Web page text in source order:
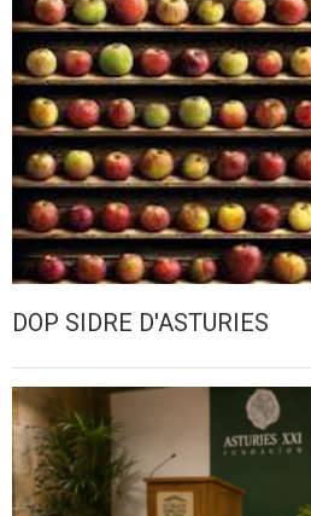
DOP SIDRE D'ASTURIES